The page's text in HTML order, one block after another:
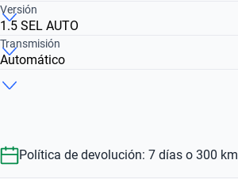
2011
$ 7.780.000
Versión
1.5 SEL AUTO
1.6 FLY VIRAL
Transmisión
Automático
Política de devolución: 7 días o 300 km